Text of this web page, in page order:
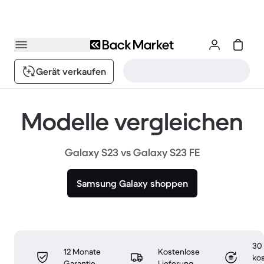
Gerät verkaufen
Modelle vergleichen
Galaxy S23 vs Galaxy S23 FE
Samsung Galaxy shoppen
12 Monate
Kostenlose
30